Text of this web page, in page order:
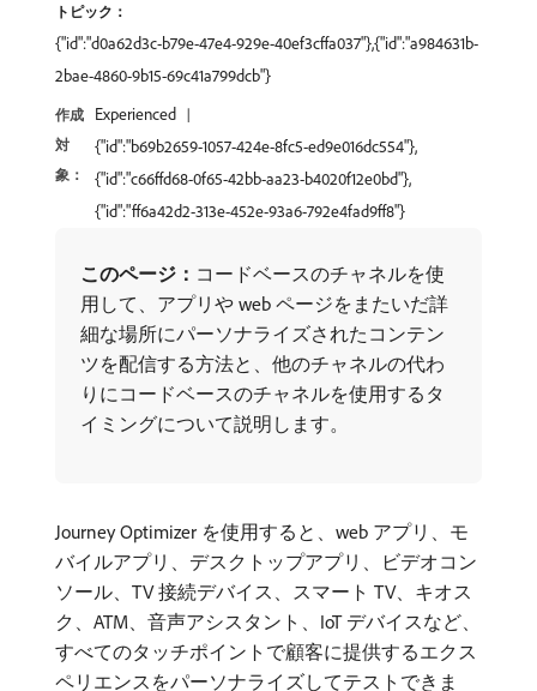
トピック：
{"id":"d0a62d3c-b79e-47e4-929e-40ef3cffa037"},{"id":"a984631b-
2bae-4860-9b15-69c41a799dcb"}
作成
対
象：
Experienced
{"id":"b69b2659-1057-424e-8fc5-ed9e016dc554"},
{"id":"c66ffd68-0f65-42bb-aa23-b4020f12e0bd"},
{"id":"ff6a42d2-313e-452e-93a6-792e4fad9ff8"}
このページ： ​コードベースのチャネルを使
用して、アプリや web ページをまたいだ詳
細な場所にパーソナライズされたコンテン
ツを配信する方法と、他のチャネルの代わ
りにコードベースのチャネルを使用するタ
イミングについて説明します。
Journey Optimizer を使用すると、web アプリ、モ
バイルアプリ、デスクトップアプリ、ビデオコン
ソール、TV 接続デバイス、スマート TV、キオス
ク、ATM、音声アシスタント、IoT デバイスなど、
すべてのタッチポイントで顧客に提供するエクス
ペリエンスをパーソナライズしてテストできま